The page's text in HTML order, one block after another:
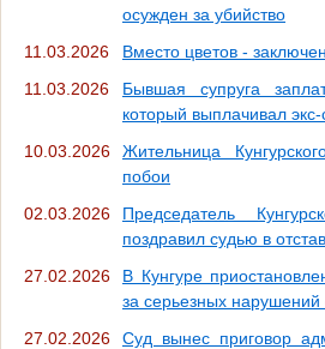
осужден за убийство
11.03.2026
Вместо цветов -
11.03.2026
Бывшая супруга
который выплачивал экс-
10.03.2026
Жительница
побои
02.03.2026
Председатель
поздравил судью в
27.02.2026
В Кунгуре
за серьезных
27.02.2026
Суд вынес приговор